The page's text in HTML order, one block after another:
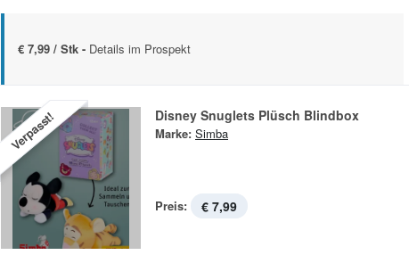
€ 7,99 / Stk - Details im Prospekt
Verpasst! Disney Snuglets Plüsch Blindbox
Marke: Simba
Preis: € 7,99